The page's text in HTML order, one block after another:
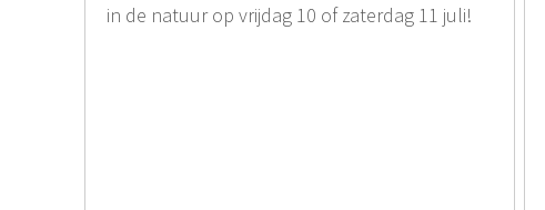
in de natuur op vrijdag 10 of zaterdag 11 juli!